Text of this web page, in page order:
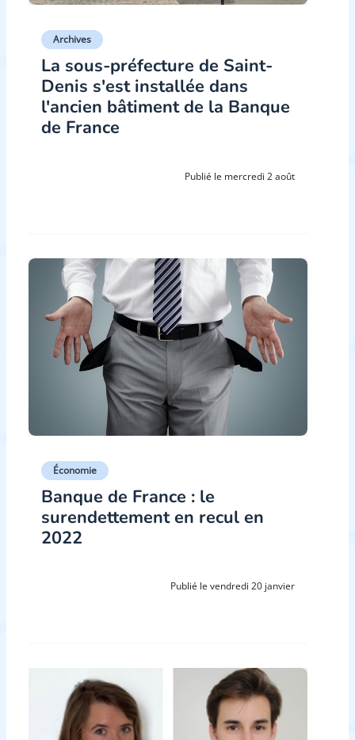
Archives
La sous-préfecture de Saint-
Denis s'est installée dans
l'ancien bâtiment de la Banque
de France
Publié le mercredi 2 août
Économie
Banque de France : le
surendettement en recul en
2022
Publié le vendredi 20 janvier